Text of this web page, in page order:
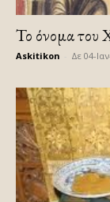
Το όνομα του
Askitikon Δε 04-